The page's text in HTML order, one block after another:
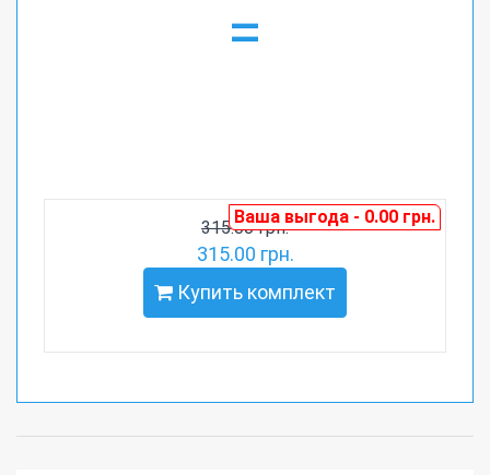
=
Ваша выгода - 0.00 грн.
315.00 грн.
315.00 грн.
Купить комплект